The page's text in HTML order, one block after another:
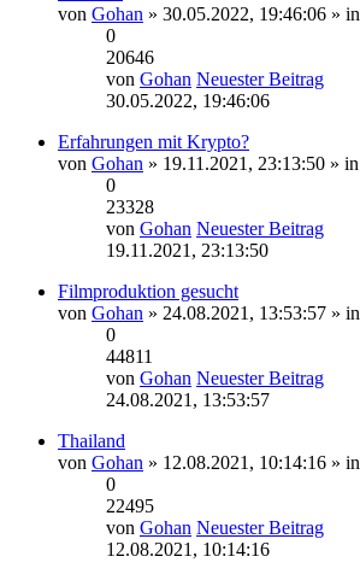
von Gohan » 30.05.2022, 19:46:06 » in
0
20646
von Gohan Neuester Beitrag
30.05.2022, 19:46:06
Erfahrungen mit Krypto?
von Gohan » 19.11.2021, 23:13:50 » in
0
23328
von Gohan Neuester Beitrag
19.11.2021, 23:13:50
Filmproduktion gesucht
von Gohan » 24.08.2021, 13:53:57 » in
0
44811
von Gohan Neuester Beitrag
24.08.2021, 13:53:57
Thailand
von Gohan » 12.08.2021, 10:14:16 » in
0
22495
von Gohan Neuester Beitrag
12.08.2021, 10:14:16